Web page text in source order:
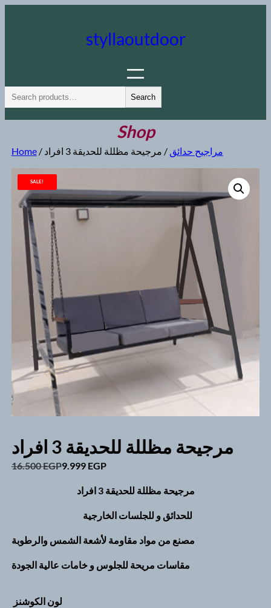
styllaoutdoor
e
a
Search
Shop
Home/ مراجيح حدائق / مرجيحة مظللة للحديقة 3 افراد
SALE!
مرجيحة مظللة للحديقة 3 افراد
16.500EGP
Original
9.999 EGP
Current
مرجيحة مظللة للحديقة 3 افراد
للحدائق و للجلسات الخارجية
مصنع من مواد مقاومة لأشعة الشمس والرطوبة
مقاسات مريحة للجلوس و خامات عالية الجودة
لون الكوشنز